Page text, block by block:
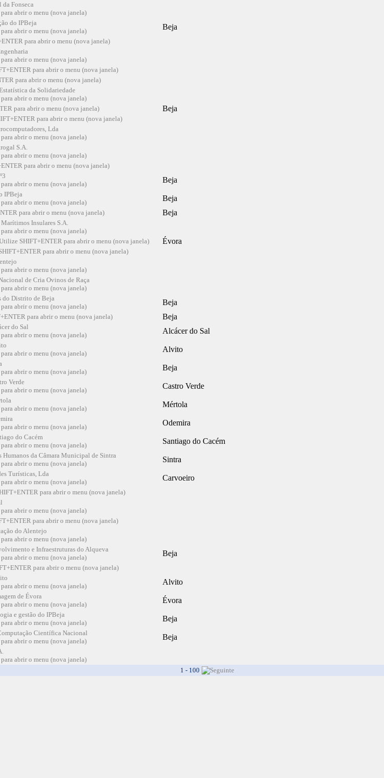
da Fonseca
do IPBeja Beja
da Solidariedade
Beja
Lda
S.A.
Beja
IPBeja Beja
Beja
Insulares S.A.
Évora
de Cria Ovinos de Raça
do Distrito de Beja Beja
Beja
do Sal Alcácer do Sal
Alvito
Beja
Verde Castro Verde
Mértola
Odemira
do Cacém Santiago do Cacém
Humanos da Câmara Municipal de Sintra Sintra
Turísticas, Lda Carvoeiro
do Alentejo
e Infraestruturas do Alqueva Beja
Alvito
de Évora Évora
e gestão do IPBeja Beja
Científica Nacional Beja
1 - 100